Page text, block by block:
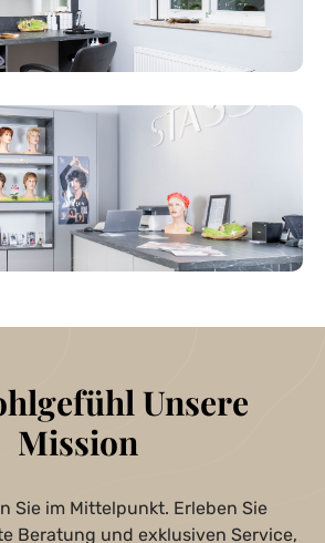
Unsere
Mission
Sie im Mittelpunkt. Erleben Sie
Beratung und exklusiven Service,